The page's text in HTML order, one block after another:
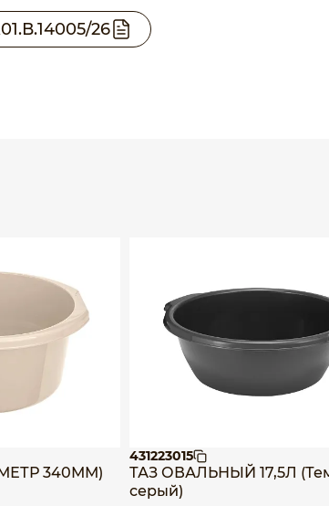
26
340ММ)
431223015
ТАЗ ОВАЛЬНЫЙ 17,5Л
серый)